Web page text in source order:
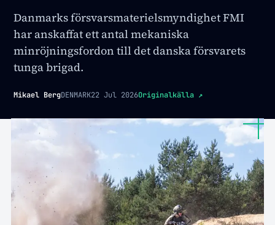
Danmarks försvarsmaterielsmyndighet FMI
har anskaffat ett antal mekaniska
minröjningsfordon till det danska försvarets
tunga brigad.
Mikael BergDENMARK22 Jul 2026Originalkälla ↗